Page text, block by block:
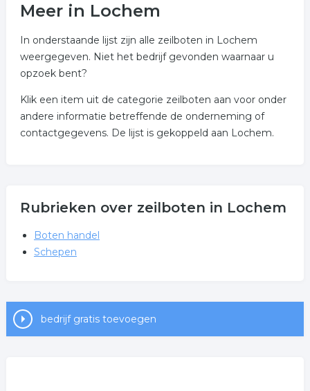
Meer in Lochem
In onderstaande lijst zijn alle zeilboten in Lochem
weergegeven. Niet het bedrijf gevonden waarnaar u
opzoek bent?
Klik een item uit de categorie zeilboten aan voor onder
andere informatie betreffende de onderneming of
contactgegevens. De lijst is gekoppeld aan Lochem.
Rubrieken over zeilboten in Lochem
Boten handel
Schepen
bedrijf gratis toevoegen